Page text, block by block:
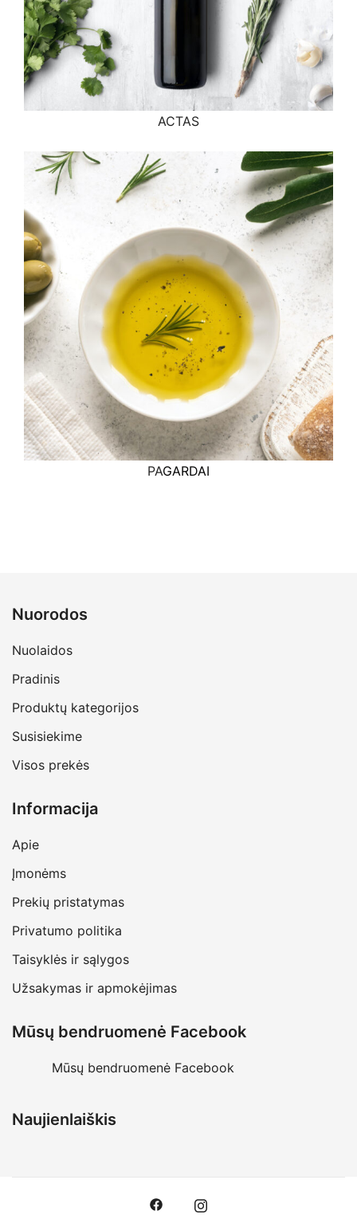
ACTAS
PAGARDAI
Nuorodos
Nuolaidos
Pradinis
Produktų kategorijos
Susisiekime
Visos prekės
Informacija
Apie
Įmonėms
Prekių pristatymas
Privatumo politika
Taisyklės ir sąlygos
Užsakymas ir apmokėjimas
Mūsų bendruomenė Facebook
Mūsų bendruomenė Facebook
Naujienlaiškis